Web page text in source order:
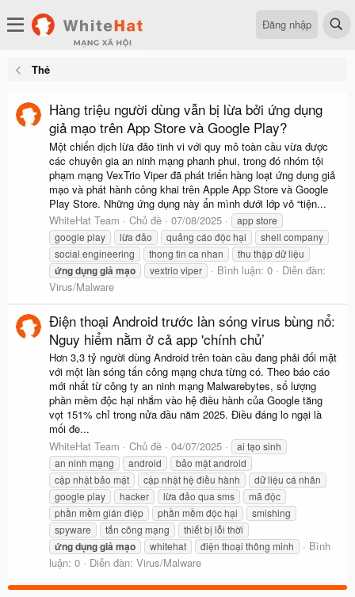
Đăng nhập
Thẻ
Hàng triệu người dùng vẫn bị lừa bởi ứng dụng
giả mạo trên App Store và Google Play?
Một chiến dịch lừa đảo tinh vi với quy mô toàn cầu vừa được
các chuyên gia an ninh mạng phanh phui, trong đó nhóm tội
phạm mạng VexTrio Viper đã phát triển hàng loạt ứng dụng giả
mạo và phát hành công khai trên Apple App Store và Google
Play Store. Những ứng dụng này ẩn mình dưới lớp vỏ “tiện...
WhiteHat Team
Chủ đề 07/08/2025
app store
google play
lừa đảo quảng cáo độc hại
shell company
social engineering
thong tin ca nhan thu thập dữ liệu
ứngdụnggiả mạo vextrio viper Bình luận: 0
Diễn đàn:
Virus/Malware
Điện thoại Android trước làn sóng virus bùng nổ:
Nguy hiểm nằm ở cả app 'chính chủ’
Hơn 3,3 tỷ người dùng Android trên toàn cầu đang phải đối mặt
với một làn sóng tấn công mạng chưa từng có. Theo báo cáo
mới nhất từ công ty an ninh mạng Malwarebytes, số lượng
phần mềm độc hại nhắm vào hệ điều hành của Google tăng
vọt 151% chỉ trong nửa đầu năm 2025. Điều đáng lo ngại là
mối đe...
WhiteHat Team
Chủ đề 04/07/2025
ai tạo sinh
an ninh mạng
android
bảo mật android
cập nhật bảo mật
cập nhật hệ điều hành
dữ liệu cá nhân
google play
hacker lừa đảo qua sms
mã độc
phần mềm gián điệp
phần mềm độc hại
smishing
spyware
tấn công mạng thiết bị lỗi thời
ứngdụnggiả mạo whitehat điện thoại thông minh
Bình
luận: 0
Diễn đàn: Virus/Malware